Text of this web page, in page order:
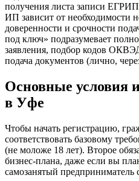
получения листа записи
ИП зависит от необходимости
доверенности и срочности
под ключ» подразумевает
заявления, подбор кодов
подача документов (лично,
Основные условия
в Уфе
Чтобы начать регистрацию,
соответствовать базовому
(не моложе 18 лет). Второе
бизнес-плана, даже если вы
самозанятый